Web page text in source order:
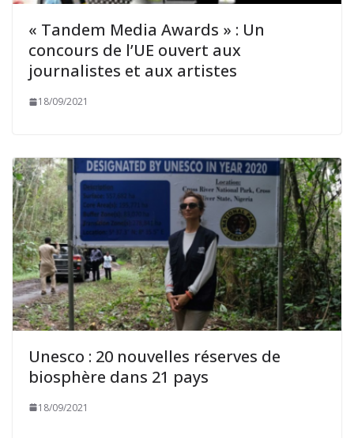
« Tandem Media Awards » : Un
concours de l’UE ouvert aux
journalistes et aux artistes
18/09/2021
Unesco : 20 nouvelles réserves de
biosphère dans 21 pays
18/09/2021